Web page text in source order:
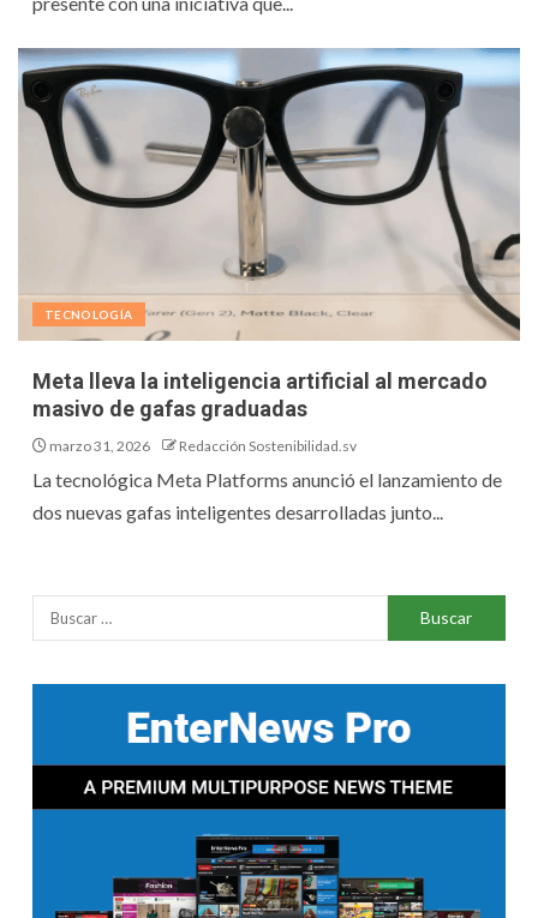
TECNOLOGÍA
Meta lleva la inteligencia artificial al mercado
masivo de gafas graduadas
marzo 31, 2026 Redacción Sostenibilidad.sv
La tecnológica Meta Platforms anunció el lanzamiento de
dos nuevas gafas inteligentes desarrolladas junto...